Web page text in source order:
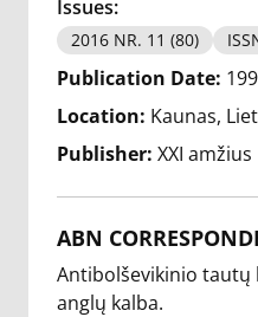
Issues:
2016 NR. 11 (80)
Publication Date:
Location: Kaunas,
Publisher: XXI amžius
ABN
Antibolševikinio tautų
anglų kalba.